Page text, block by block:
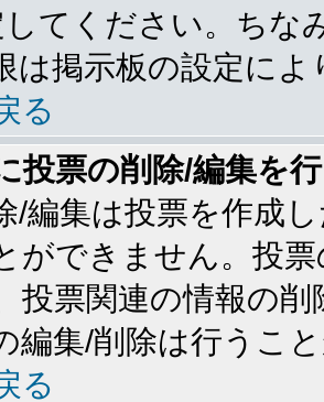
てください。ちな
は掲示板の設定に
る
投票の削除/編集を
/編集は投票を作成
ができません。投
投票関連の情報の
編集/削除は行うこ
る